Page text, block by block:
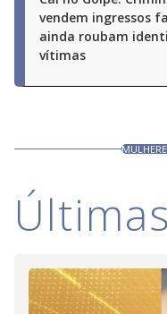
vendem ingressos
ainda roubam
vítimas
Últimas